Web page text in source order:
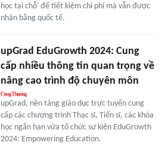
học tại chỗ' để tiết kiệm chi phí mà vẫn được
nhận bằng quốc tế.
upGrad EduGrowth 2024: Cung
cấp nhiều thông tin quan trọng về
nâng cao trình độ chuyên môn
upGrad, nền tảng giáo dục trực tuyến cung
cấp các chương trình Thạc sĩ, Tiến sĩ, các khóa
học ngắn hạn vừa tổ chức sự kiện EduGrowth
2024: Empowering Education.